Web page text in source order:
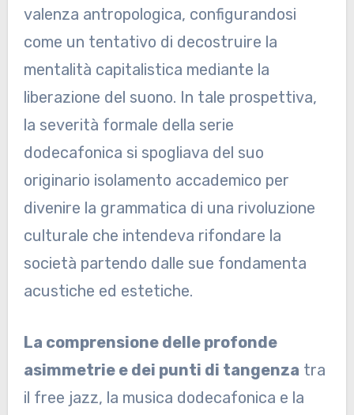
valenza antropologica, configurandosi
come un tentativo di decostruire la
mentalità capitalistica mediante la
liberazione del suono. In tale prospettiva,
la severità formale della serie
dodecafonica si spogliava del suo
originario isolamento accademico per
divenire la grammatica di una rivoluzione
culturale che intendeva rifondare la
società partendo dalle sue fondamenta
acustiche ed estetiche.
La comprensione delle profonde
asimmetrie e dei punti di tangenza tra
il free jazz, la musica dodecafonica e la